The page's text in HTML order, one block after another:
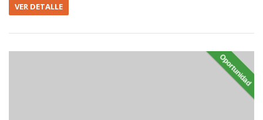
VER DETALLE
Oportunidad
EN